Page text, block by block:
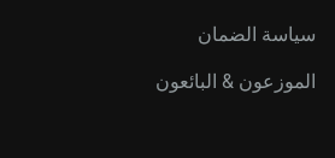
سياسة الضمان
الموزعون & البائعون